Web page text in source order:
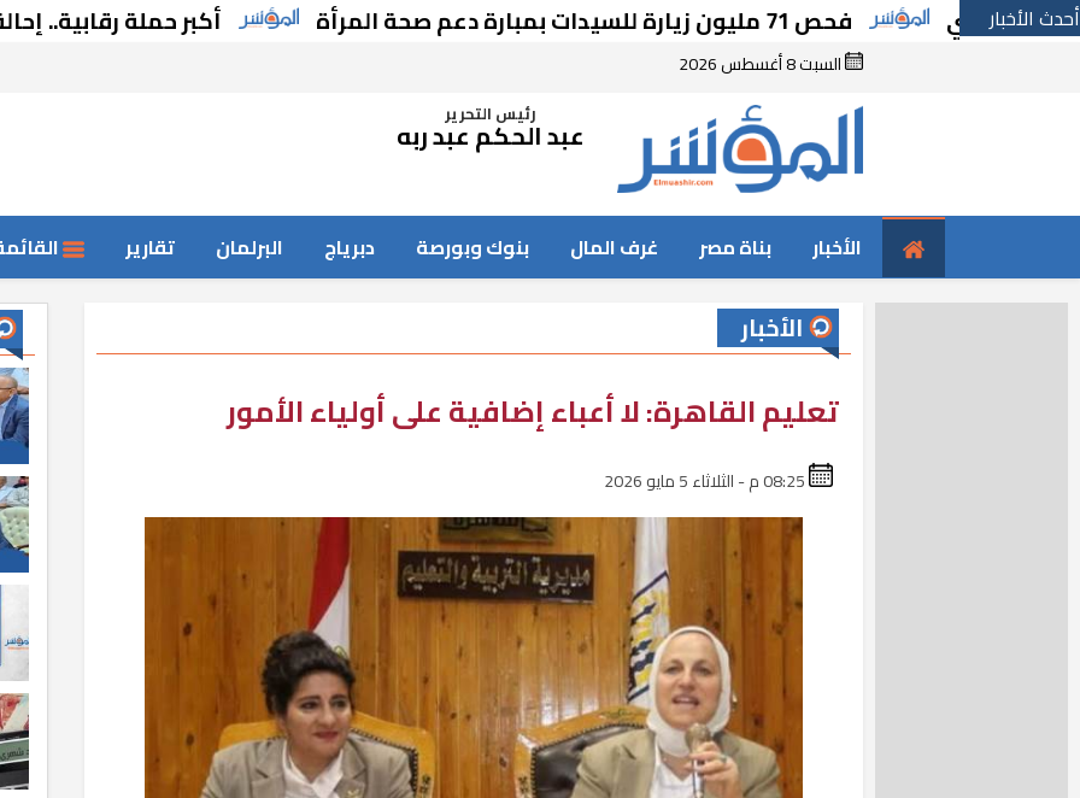
أحدث الأخبار فحص 71 مليون زيارة للسيدات بمبارة دعم صحة المرأة أكبر حملة رقابية.. إحالة 81 قيادة بالمحافظات للنيابات بـ11محافظات
السبت 8 أغسطس 2026
رئيس التحرير
عبد الحكم عبد ربه
الأخبار بناة مصر غرف المال بنوك وبورصة دبرياج البرلمان تقارير
الأخبار
تعليم القاهرة: لا أعباء إضافية على أولياء الأمور